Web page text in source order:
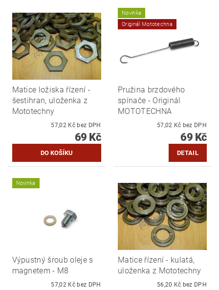
Matice ložiska řízení -
šestihran, uloženka z
Mototechny
57,02 Kč bez DPH
69 Kč
Novinka
Originál Mototechna
Pružina brzdového
spínače - Originál
MOTOTECHNA
57,02 Kč bez DPH
69 Kč
DETAIL
Novinka
Výpustný šroub oleje s
magnetem - M8
57,02 Kč bez DPH
Matice řízení - kulatá,
uloženka z Mototechny
56,20 Kč bez DPH